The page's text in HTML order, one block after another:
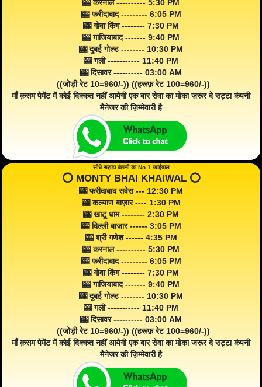
🎰 करनाल ---------- 5:30 PM
🎰 फरीदाबाद --------- 6:05 PM
🎰 गोवा किंग -------- 7:30 PM
🎰 गाजियाबाद ------- 9:40 PM
🎰 दुबई गोल्ड -------- 10:30 PM
🎰 गली ----------- 11:40 PM
🎰 दिसावर ---------- 03:00 AM
((जोड़ी रेट 10=960/-)) ((हरूफ़ रेट 100=960/-))
माँ क़सम पेमेंट में कोई दिक्कत नहीं आयेगी एक बार सेवा का मोका ज़रूर दे सट्टा कंपनी
मैनेजर की ज़िम्मेवारी है
सीधे सट्टा कंपनी का No 1 खाईवाल
⭕️ MONTY BHAI KHAIWAL ⭕️
🎰 फरीदाबाद सवेरा --- 12:30 PM
🎰 कल्याण बाज़ार ---- 1:30 PM
🎰 खाटू धाम -------- 2:30 PM
🎰 दिल्ली बाज़ार ------ 3:05 PM
🎰 श्री गणेश ------ 4:35 PM
🎰 करनाल ---------- 5:30 PM
🎰 फरीदाबाद --------- 6:05 PM
🎰 गोवा किंग -------- 7:30 PM
🎰 गाजियाबाद ------- 9:40 PM
🎰 दुबई गोल्ड -------- 10:30 PM
🎰 गली ----------- 11:40 PM
🎰 दिसावर ---------- 03:00 AM
((जोड़ी रेट 10=960/-)) ((हरूफ़ रेट 100=960/-))
माँ क़सम पेमेंट में कोई दिक्कत नहीं आयेगी एक बार सेवा का मोका जरूर दे सट्टा कंपनी
मैनेजर की ज़िम्मेवारी है